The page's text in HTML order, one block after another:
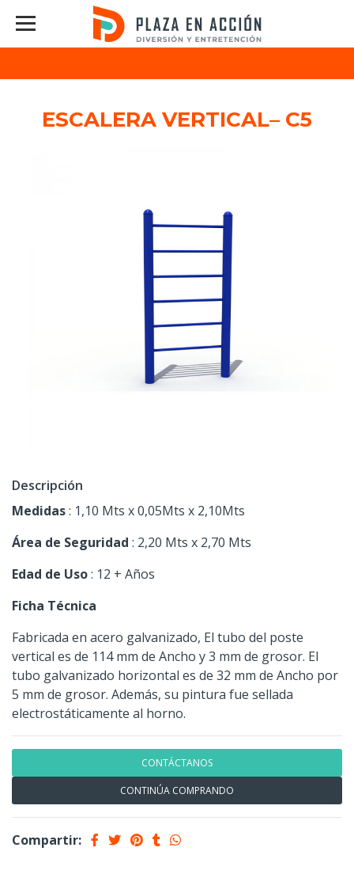
ESCALERA VERTICAL– C5
Descripción
Medidas: 1,10 Mts x 0,05Mts x 2,10Mts
Área de Seguridad : 2,20 Mts x 2,70 Mts
Edad de Uso: 12 + Años
Ficha Técnica
Fabricada en acero galvanizado, El tubo del poste
vertical es de 114 mm de Ancho y 3 mm de grosor. El
tubo galvanizado horizontal es de 32 mm de Ancho por
5 mm de grosor. Además, su pintura fue sellada
electrostáticamente al horno.
CONTÁCTANOS
CONTINÚA COMPRANDO
Compartir: